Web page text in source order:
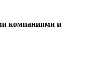
компаниями и